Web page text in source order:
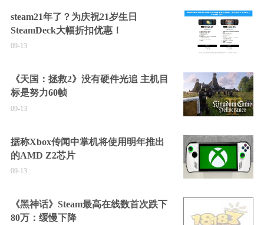
steam21年了？为庆祝21岁生日
SteamDeck大幅折扣优惠！
09-13
《天国：拯救2》没有硬件光追 主机目
标是努力60帧
09-13
据称Xbox传闻中掌机将使用明年推出
的AMD Z2芯片
09-13
《黑神话》Steam最高在线数首次跌下
80万：缓慢下降